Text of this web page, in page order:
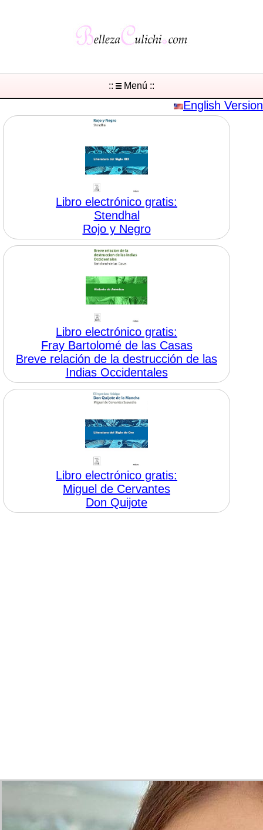
:: Menú ::
English Version
Libro electrónico gratis:
Stendhal
Rojo y Negro
Libro electrónico gratis:
Fray Bartolomé de las Casas
Breve relación de la destrucción de las
Indias Occidentales
Libro electrónico gratis:
Miguel de Cervantes
Don Quijote